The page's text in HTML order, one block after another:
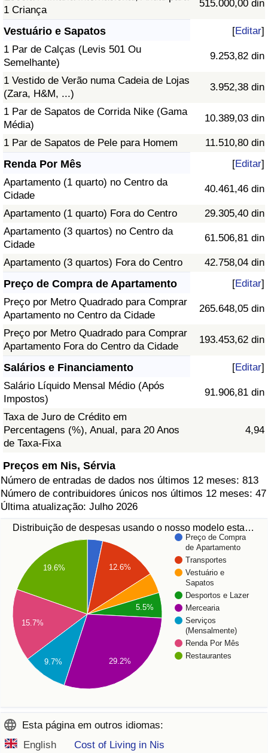
1 Criança
515.000,00 din
Vestuário e Sapatos [Editar]
1 Par de Calças (Levis 501 Ou
Semelhante)
9.253,82 din
1 Vestido de Verão numa Cadeia de Lojas
(Zara, H&M, ...)
3.952,38 din
1 Par de Sapatos de Corrida Nike (Gama
Média)
10.389,03 din
1 Par de Sapatos de Pele para Homem 11.510,80 din
Renda Por Mês [Editar]
Apartamento (1 quarto) no Centro da
Cidade
40.461,46 din
Apartamento (1 quarto) Fora do Centro
29.305,40 din
Apartamento (3 quartos) no Centro da
Cidade
61.506,81 din
Apartamento (3 quartos) Fora do Centro 42.758,04 din
Preço de Compra de Apartamento [Editar]
Preço por Metro Quadrado para Comprar
Apartamento no Centro da Cidade
265.648,05 din
Preço por Metro Quadrado para Comprar
Apartamento Fora do Centro da Cidade
193.453,62 din
Salários e Financiamento [Editar]
Salário Líquido Mensal Médio (Após
Impostos)
91.906,81 din
Taxa de Juro de Crédito em
Percentagens (%), Anual, para 20 Anos
de Taxa-Fixa
4,94
Preços em Nis, Sérvia
Número de entradas de dados nos últimos 12 meses: 813
Número de contribuidores únicos nos últimos 12 meses: 47
Última atualização: Julho 2026
Distribuição de despesas usando o nosso modelo esta…
Preço de Compra
de Apartamento
Transportes
Vestuário e
Sapatos
Desportos e Lazer
Mercearia
Serviços
(Mensalmente)
Renda Por Mês
Restaurantes
12.6%
5.5%
19.6%
15.7%
9.7% 29.2%
Esta página em outros idiomas:
English
Cost of Living in Nis